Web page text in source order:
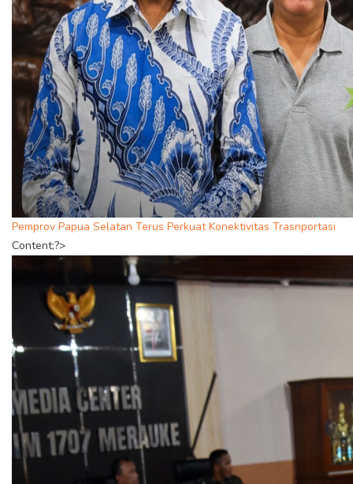
Pemprov Papua Selatan Terus Perkuat Konektivitas Trasnportasi
Content;?>